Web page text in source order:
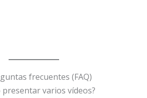
frecuentes (FAQ)
presentar varios vídeos?